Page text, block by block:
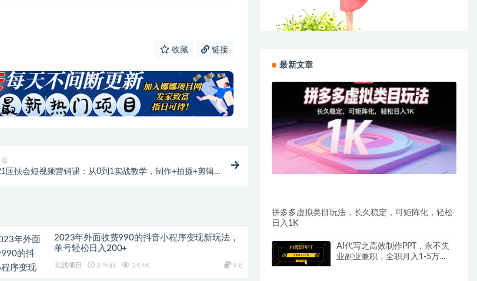
收藏 链接
匡扶会短视频营销课：从0到1实战教学，制作+拍摄+剪辑
2023年外面收费990的抖音小程序变现新玩法，
单号轻松日入200+
实战项目 3 年前 24.4K 9.8
最新文章
拼多多虚拟类目玩法，长久稳定，可矩阵化，轻松
日入1K
AI代写之高效制作PPT，永不失
业副业兼职，全职月入1-5万